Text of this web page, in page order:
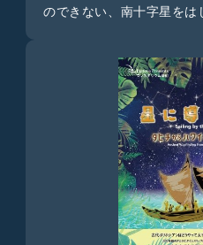
のできない、南十字星をは
が担当します。